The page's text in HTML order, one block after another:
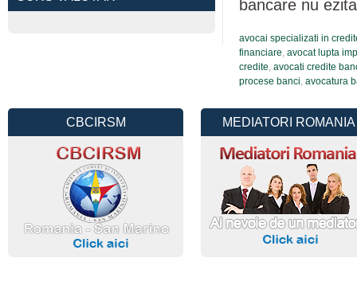
bancare nu
avocai specializati in
financiare, avocat lupta
credite, avocati credite
procese banci, avocatura
CBCIRSM MEDIATORI ROMANIA